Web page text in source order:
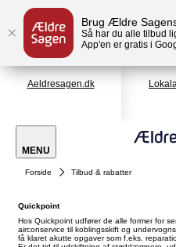
Brug Ældre
Så har du alle tilbud
App'en er gratis i
Aeldresagen.dk
MENU
Forside Tilbud & rabatter
Quickpoint
Hos Quickpoint udfører de alle former for
airconservice til koblingsskift og
få klaret akutte opgaver som f.eks.